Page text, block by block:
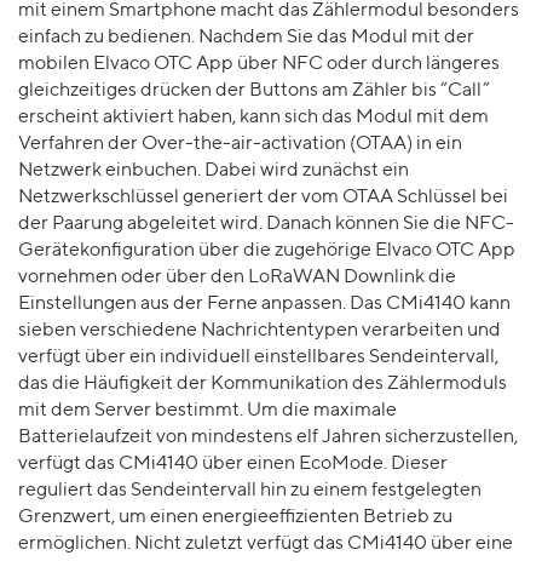
mit einem Smartphone macht das Zählermodul besonders
einfach zu bedienen. Nachdem Sie das Modul mit der
mobilen Elvaco OTC App über NFC oder durch längeres
gleichzeitiges drücken der Buttons am Zähler bis “Call”
erscheint aktiviert haben, kann sich das Modul mit dem
Verfahren der Over-the-air-activation (OTAA) in ein
Netzwerk einbuchen. Dabei wird zunächst ein
Netzwerkschlüssel generiert der vom OTAA Schlüssel bei
der Paarung abgeleitet wird. Danach können Sie die NFC-
Gerätekonfiguration über die zugehörige Elvaco OTC App
vornehmen oder über den LoRaWAN Downlink die
Einstellungen aus der Ferne anpassen. Das CMi4140 kann
sieben verschiedene Nachrichtentypen verarbeiten und
verfügt über ein individuell einstellbares Sendeintervall,
das die Häufigkeit der Kommunikation des Zählermoduls
mit dem Server bestimmt. Um die maximale
Batterielaufzeit von mindestens elf Jahren sicherzustellen,
verfügt das CMi4140 über einen EcoMode. Dieser
reguliert das Sendeintervall hin zu einem festgelegten
Grenzwert, um einen energieeffizienten Betrieb zu
ermöglichen. Nicht zuletzt verfügt das CMi4140 über eine